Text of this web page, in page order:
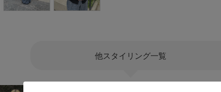
他スタイリング一覧